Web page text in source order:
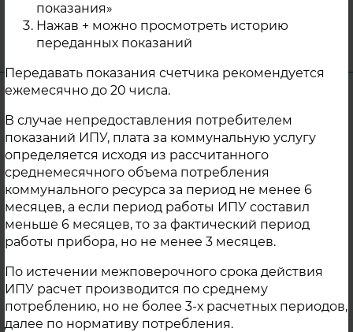
показания»
Нажав + можно просмотреть историю
переданных показаний
Передавать показания счетчика рекомендуется
ежемесячно до 20 числа.
В случае непредоставления потребителем
показаний ИПУ, плата за коммунальную услугу
определяется исходя из рассчитанного
среднемесячного объема потребления
коммунального ресурса за период не менее 6
месяцев, а если период работы ИПУ составил
меньше 6 месяцев, то за фактический период
работы прибора, но не менее 3 месяцев.
По истечении межповерочного срока действия
ИПУ расчет производится по среднему
потреблению, но не более 3-х расчетных периодов,
далее по нормативу потребления.
14 Июня 2024
г. Троицк
Уважаемые жители г. Троицка!
В связи с неустранением повреждений
трубопроводов, выявленных при
проведении I этапа гидравлических
испытаний на тепловых сетях
Центральной части г. Троицка по
направлениям «Ильина», «Володарского»,
«Летягина» теплосетевыми
организациями ООО «Акцент», ООО
«Базис», ООО «Вектор», сроки отключения
ГВС продлеваются для выполнения
ремонтных работ и проведения